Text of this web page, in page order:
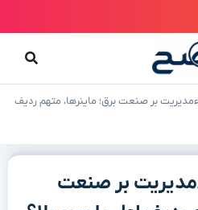
بر صنعت برق؛ ماینرها، متهم ردیف
بر صنعت